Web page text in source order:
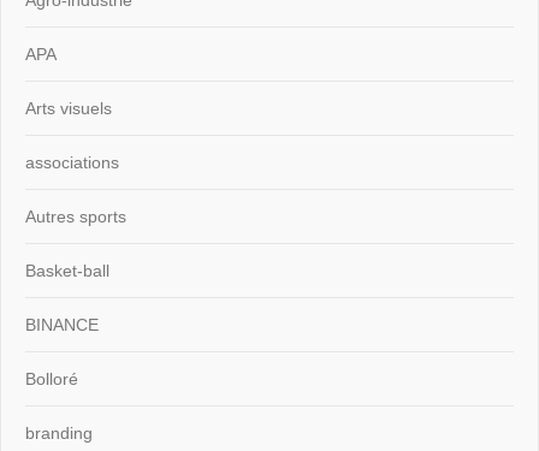
APA
Arts visuels
associations
Autres sports
Basket-ball
BINANCE
Bolloré
branding